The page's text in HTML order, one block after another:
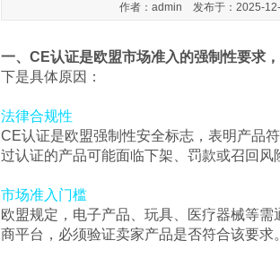
作者：admin 发布于：2025-
一、CE认证是欧盟市场准入的强制性要求
下是具体原因：
法律合规性
CE认证是欧盟强制性安全标志，表明产品
过认证的产品可能面临下架、罚款或召回风
市场准入门槛
欧盟规定，电子产品、玩具、医疗器械等
商平台，必须验证卖家产品是否符合该要求